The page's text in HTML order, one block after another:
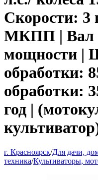
Скорости: 3
МКПП | Вал
мощности |
обработки:
обработки:
год |
г. Красноярск/Для дачи,
техника/Культиваторы,